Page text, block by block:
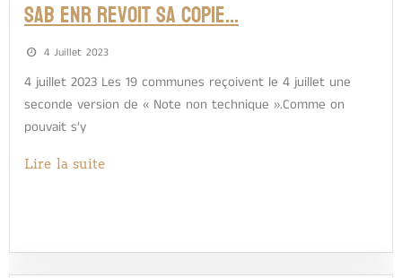
SAB ENR REVOIT SA COPIE…
4 Juillet 2023
4 juillet 2023 Les 19 communes reçoivent le 4 juillet une
seconde version de « Note non technique ».Comme on
pouvait s’y
Lire la suite